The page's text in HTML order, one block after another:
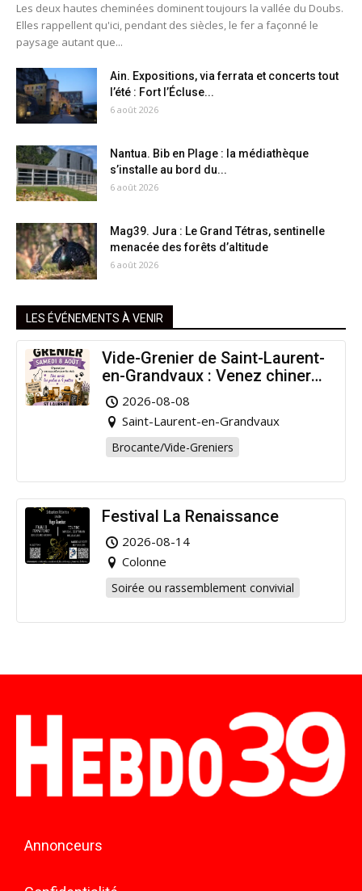
Les deux hautes cheminées dominent toujours la vallée du Doubs.
Elles rappellent qu'ici, pendant des siècles, le fer a façonné le
paysage autant que...
Ain. Expositions, via ferrata et concerts tout
l’été : Fort l’Écluse...
6 août 2026
Nantua. Bib en Plage : la médiathèque
s’installe au bord du...
6 août 2026
Mag39. Jura : Le Grand Tétras, sentinelle
menacée des forêts d’altitude
6 août 2026
LES ÉVÉNEMENTS À VENIR
Vide-Grenier de Saint-Laurent-
en-Grandvaux : Venez chiner
pour la bonne cause !
2026-08-08
Saint-Laurent-en-Grandvaux
Brocante/Vide-Greniers
Festival La Renaissance
2026-08-14
Colonne
Soirée ou rassemblement convivial